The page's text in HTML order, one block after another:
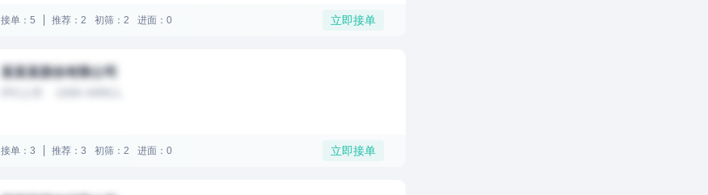
接单：5 推荐：2 初筛：2 进面：0 立即接单
某某某股份有限公司
接单：3 推荐：3 初筛：2 进面：0 立即接单